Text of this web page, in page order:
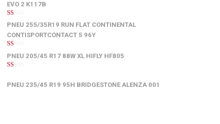
EVO 2 K117B
1
de
5
PNEU 255/35R19 RUN FLAT CONTINENTAL
CONTISPORTCONTACT 5 96Y
1
de
5
PNEU 205/45 R17 88W XL HIFLY HF805
5
PNEU 235/45 R19 95H BRIDGESTONE ALENZA 001